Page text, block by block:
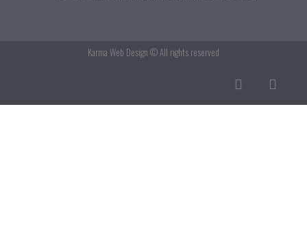
Karma Web Design © All rights reserved